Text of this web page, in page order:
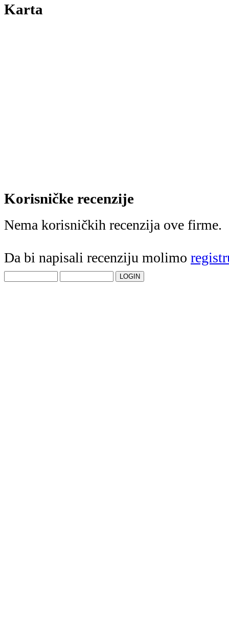
Karta
Korisničke recenzije
Nema korisničkih recenzija ove firme.
Da bi napisali recenziju molimo